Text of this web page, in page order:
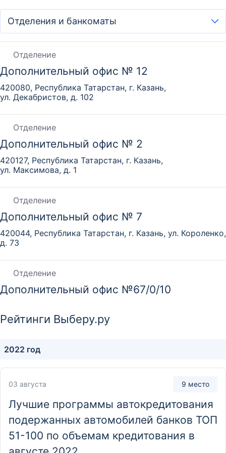
Отделение
Дополнительный офис № 12
420080, Республика Татарстан, г. Казань,
ул. Декабристов, д. 102
Отделение
Дополнительный офис № 2
420127, Республика Татарстан, г. Казань,
ул. Максимова, д. 1
Отделение
Дополнительный офис № 7
420044, Республика Татарстан, г. Казань, ул. Короленко,
д. 73
Отделение
Дополнительный офис №67/0/10
Фучика, д. 72
Отделение
ул. Тихорецкая, д. 5
Отделение
Дополнительный офис №67/0/12
Рейтинги Выберу.ру
2022 год
03 августа 9 место
Лучшие программы автокредитования
подержанных автомобилей банков ТОП
51-100 по объемам кредитования в